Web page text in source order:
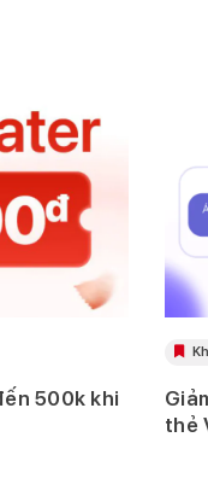
500k khi
thẻ